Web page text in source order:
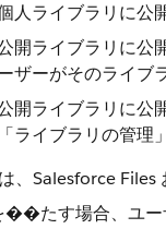
人ライブラリに公
開ライブラリに
ザーがそのライブ
開ライブラリに公
ライブラリの管理
、Salesforce Files
��たす場合、ユ